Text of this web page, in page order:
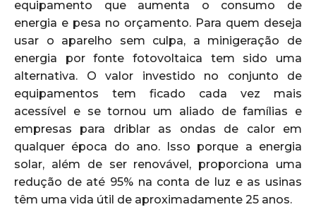
equipamento que aumenta o consumo de
energia e pesa no orçamento. Para quem deseja
usar o aparelho sem culpa, a minigeração de
energia por fonte fotovoltaica tem sido uma
alternativa. O valor investido no conjunto de
equipamentos tem ficado cada vez mais
acessível e se tornou um aliado de famílias e
empresas para driblar as ondas de calor em
qualquer época do ano. Isso porque a energia
solar, além de ser renovável, proporciona uma
redução de até 95% na conta de luz e as usinas
têm uma vida útil de aproximadamente 25 anos.